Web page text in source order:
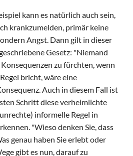
kann es natürlich auch sein,
krankzumelden, primär keine
Angst. Dann gilt in dieser
Gesetz: "Niemand
zu fürchten, wenn
bricht, wäre eine
Auch in diesem Fall ist
Schritt diese verheimlichte
informelle Regel in
"Wieso denken Sie, dass
genau haben Sie erlebt oder
gibt es nun, darauf zu